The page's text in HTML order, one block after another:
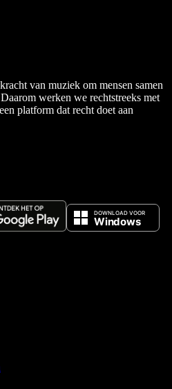
van muziek om mensen samen
werken we rechtstreeks met
platform dat recht doet aan